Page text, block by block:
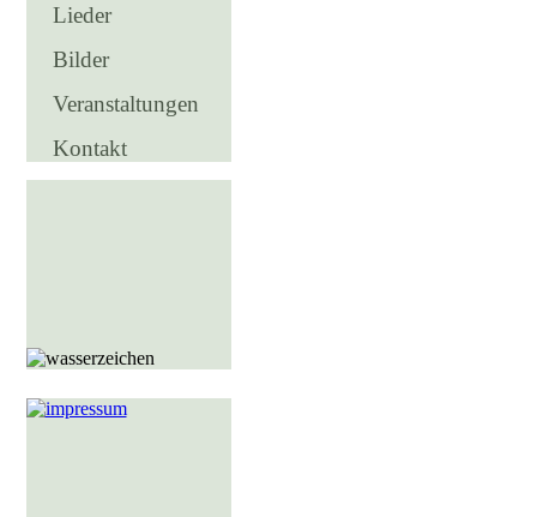
Lieder
Bilder
Veranstaltungen
Kontakt